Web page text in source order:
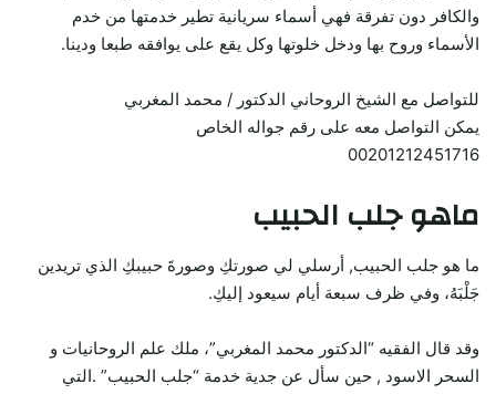
والكافر دون تفرقة فهي أسماء سريانية تطير خدمتها من خدم
الأسماء وروح بها ودخل خلوتها وكل يقع على يوافقه طبعا ودينا.
للتواصل مع الشيخ الروحاني الدكتور / محمد المغربي
يمكن التواصل معه على رقم جواله الخاص
00201212451716
ماهو جلب الحبيب
ما هو جلب الحبيب, أرسلي لي صورتكِ وصورةَ حبيبكِ الذي تريدين
جَلْبَهُ، وفي ظرف سبعة أيام سيعود إليكِ.
وقد قال الفقيه “الدكتور محمد المغربي”، ملك علم الروحانيات و
السحر الاسود , حين سأل عن جدية خدمة “جلب الحبيب” .التي